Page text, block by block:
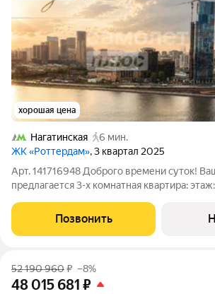
хорошая цена
Нагатинская
6 мин.
ЖК «Роттердам», 3 квартал 2025
Арт. 141716948 Доброго времени суток!
предлагается 3-х комнатная квартира:
box от застройщика изолированная
спальня для родителей с
Позвонить
52 190 960₽ –8%
48 015 681 ₽